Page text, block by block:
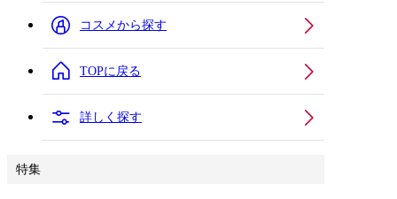
コスメから探す
TOPに戻る
詳しく探す
特集